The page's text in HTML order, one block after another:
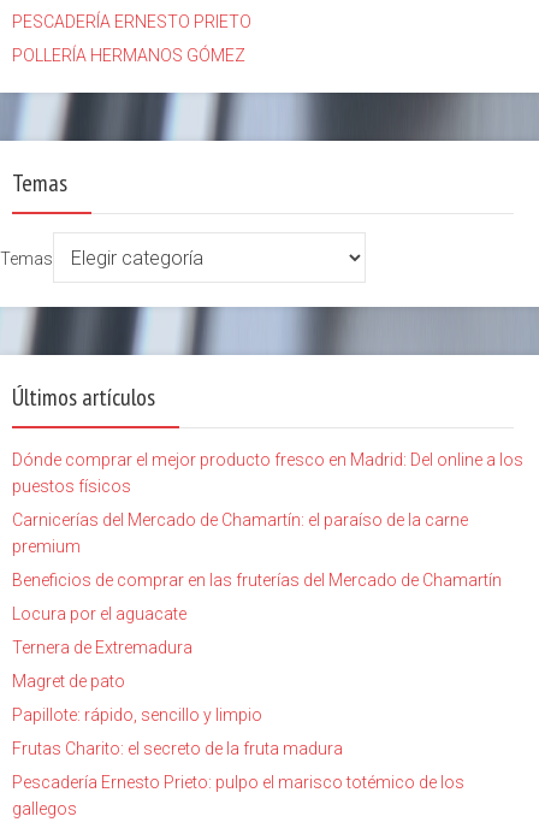
PESCADERÍA ERNESTO PRIETO
POLLERÍA HERMANOS GÓMEZ
Temas
Temas
Últimos artículos
Dónde comprar el mejor producto fresco en Madrid: Del online a los
puestos físicos
Carnicerías del Mercado de Chamartín: el paraíso de la carne
premium
Beneficios de comprar en las fruterías del Mercado de Chamartín
Locura por el aguacate
Ternera de Extremadura
Magret de pato
Papillote: rápido, sencillo y limpio
Frutas Charito: el secreto de la fruta madura
Pescadería Ernesto Prieto: pulpo el marisco totémico de los
gallegos